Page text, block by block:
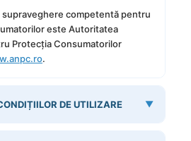
competentă pentru
este Autoritatea
Protecția Consumatorilor
.
DE UTILIZARE ▼